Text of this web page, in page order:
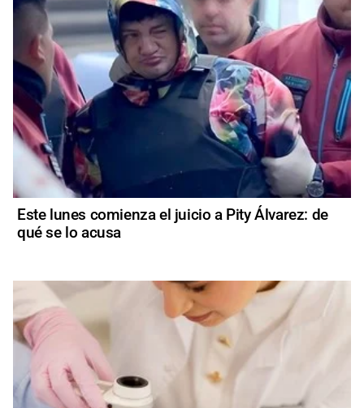
Este lunes comienza el juicio a Pity Álvarez: de
qué se lo acusa